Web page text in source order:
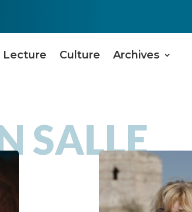
Lecture Culture Archives
SALLE